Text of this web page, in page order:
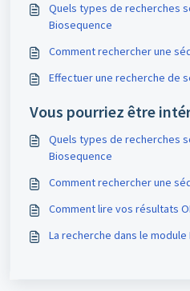
Quels types de recherches
Biosequence
Comment rechercher une
Effectuer une recherche de
Vous pourriez être
Quels types de recherches
Biosequence
Comment rechercher une
Comment lire vos résultats
La recherche dans le module